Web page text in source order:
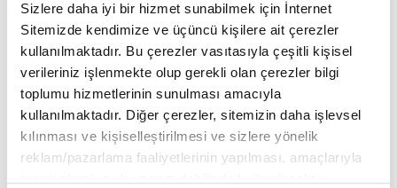
Sizlere daha iyi bir hizmet sunabilmek için İnternet
Sitemizde kendimize ve üçüncü kişilere ait çerezler
kullanılmaktadır. Bu çerezler vasıtasıyla çeşitli kişisel
verileriniz işlenmekte olup gerekli olan çerezler bilgi
toplumu hizmetlerinin sunulması amacıyla
kullanılmaktadır. Diğer çerezler, sitemizin daha işlevsel
kılınması ve kişiselleştirilmesi ve sizlere yönelik
reklam/pazarlama faaliyetlerinin yapılması, amaçlarıyla
gölgede kalabilme riskini azaltacağız. Çünkü
gelişimleri yavaşlayabiliyordu. Ayrıca bu şekilde
bağlılık daha da artacaktır.
-Grup içinde var olan ajans yapıları dışında farklı
yapıların da kurulduğunu görüyoruz. Son olarak